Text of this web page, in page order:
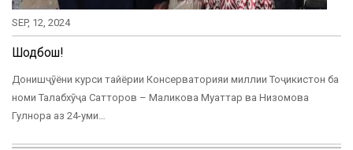
SEP, 12, 2024
Шодбошӣ!
Донишҷӯёни курси тайёрии Консерваторияи миллии Тоҷикистон ба
номи Талабхӯҷа Сатторов – Маликова Муаттар ва Низомова
Гулнора аз 24-уми…